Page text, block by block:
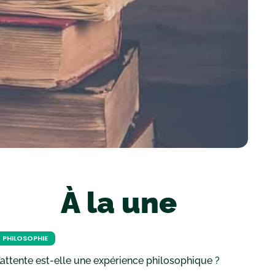
À la une
PHILOSOPHIE
est-elle une expérience philosophique ?